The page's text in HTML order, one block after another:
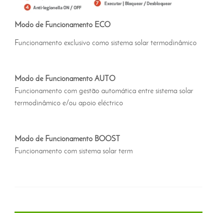
Modo de Funcionamento ECO
Funcionamento exclusivo como sistema solar termodinâmico
Modo de Funcionamento AUTO
Funcionamento com gestão automática entre sistema solar
termodinâmico e/ou apoio eléctrico
Modo de Funcionamento BOOST
Funcionamento com sistema solar term